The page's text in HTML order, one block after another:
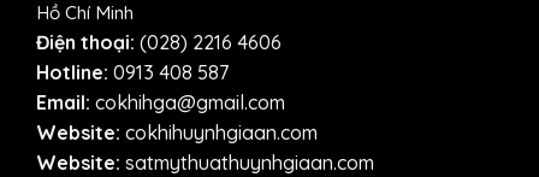
Hồ Chí Minh
Điện thoại: (028) 2216 4606
Hotline: 0913 408 587
Email: cokhihga@gmail.com
Website: cokhihuynhgiaan.com
Website: satmythuathuynhgiaan.com